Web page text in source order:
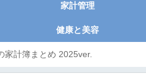
家計管理
健康と美容
計簿まとめ 2025ver.